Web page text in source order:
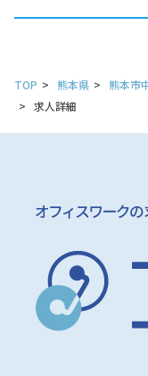
TOP 熊本県 熊本市
求人詳細